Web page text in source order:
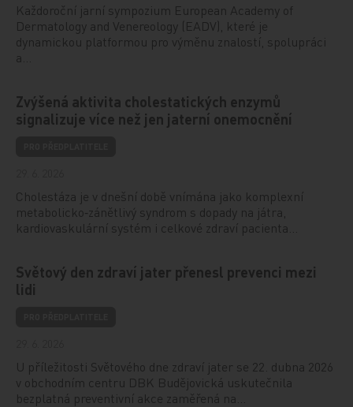
Každoroční jarní sympozium European Academy of
Dermatology and Venereology (EADV), které je
dynamickou platformou pro výměnu znalostí, spolupráci
a…
Zvýšená aktivita cholestatických enzymů
signalizuje více než jen jaterní onemocnění
Cholestáza je v dnešní době vnímána jako komplexní
metabolicko‑zánětlivý syndrom s dopady na játra,
kardiovaskulární systém i celkové zdraví pacienta…
Světový den zdraví jater přenesl prevenci mezi
lidi
U příležitosti Světového dne zdraví jater se 22. dubna 2026
v obchodním centru DBK Budějovická uskutečnila
bezplatná preventivní akce zaměřená na…